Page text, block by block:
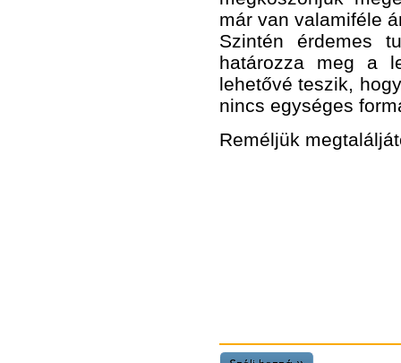
már van valamiféle
Szintén érdemes
határozza meg a
lehetővé teszik,
nincs egységes
Reméljük